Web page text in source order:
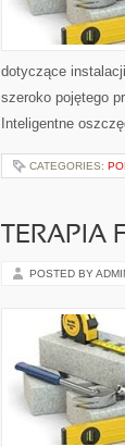
dotyczące
szeroko pojętego
Inteligentne
CATEGORIES:
TERAPIA
POSTED BY